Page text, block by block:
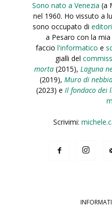
Sono nato a Venezia (a
nel 1960. Ho vissuto a
sono occupato di
a Pesaro con la
faccio l'informatico e
gialli del
morta(2015), Laguna
(2019),Muro di
(2023) e Il fondaco dei
Scrivimi: